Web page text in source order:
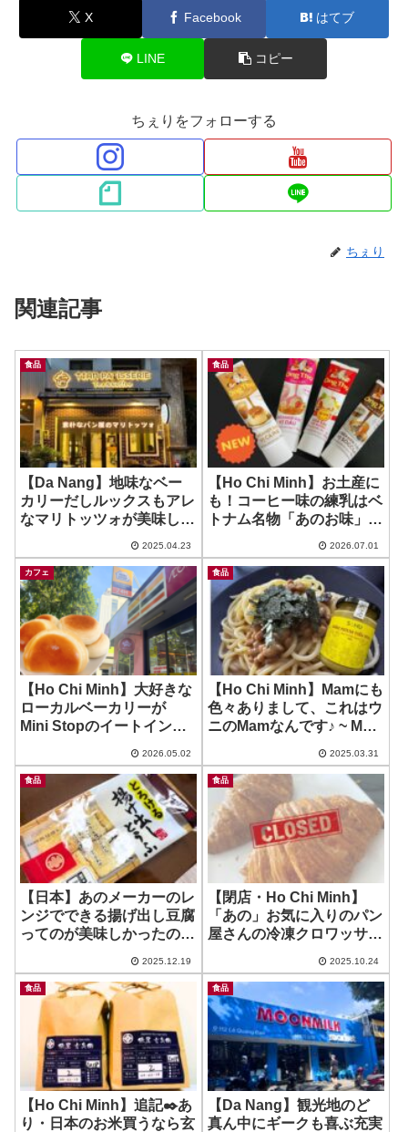
X Facebook はてブ
LINE コピー
ちぇりをフォローする
ちぇり
関連記事
食品
【Da Nang】地味なベー
カリーだしルックスもアレ
なマリトッツォが美味しか
2025.04.23
食品
【Ho Chi Minh】お土産に
も！コーヒー味の練乳はベ
トナム名物「あのお味」だ
2026.07.01
カフェ
【Ho Chi Minh】大好きな
ローカルベーカリーが
Mini Stopのイートイン
Mini Stop
2026.05.02
食品
【Ho Chi Minh】Mamにも
色々ありまして、これはウ
ニのMamなんです♪ ~ Mam
2025.03.31
食品
【日本】あのメーカーのレ
ンジでできる揚げ出し豆腐
ってのが美味しかったの ~
2025.12.19
食品
【閉店・Ho Chi Minh】
「あの」お気に入りのパン
屋さんの冷凍クロワッサン
Saigonese Baguette
2025.10.24
食品
【Ho Chi Minh】追記✒️あ
り・日本のお米買うなら玄
食品
【Da Nang】観光地のど
真ん中にギークも喜ぶ充実